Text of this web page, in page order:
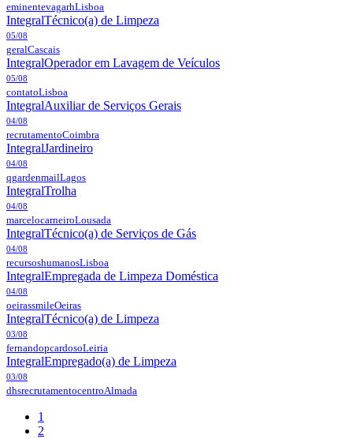
eminentevagarhLisboa
IntegralTécnico(a) de Limpeza
05/08
geralCascais
IntegralOperador em Lavagem de Veículos
05/08
contatoLisboa
IntegralAuxiliar de Serviços Gerais
04/08
recrutamentoCoimbra
IntegralJardineiro
04/08
qgardenmailLagos
IntegralTrolha
04/08
marcelocarneiroLousada
IntegralTécnico(a) de Serviços de Gás
04/08
recursoshumanosLisboa
IntegralEmpregada de Limpeza Doméstica
04/08
oeirassmileOeiras
IntegralTécnico(a) de Limpeza
03/08
fernandopcardosoLeiria
IntegralEmpregado(a) de Limpeza
03/08
dhsrecrutamentocentroAlmada
1
2